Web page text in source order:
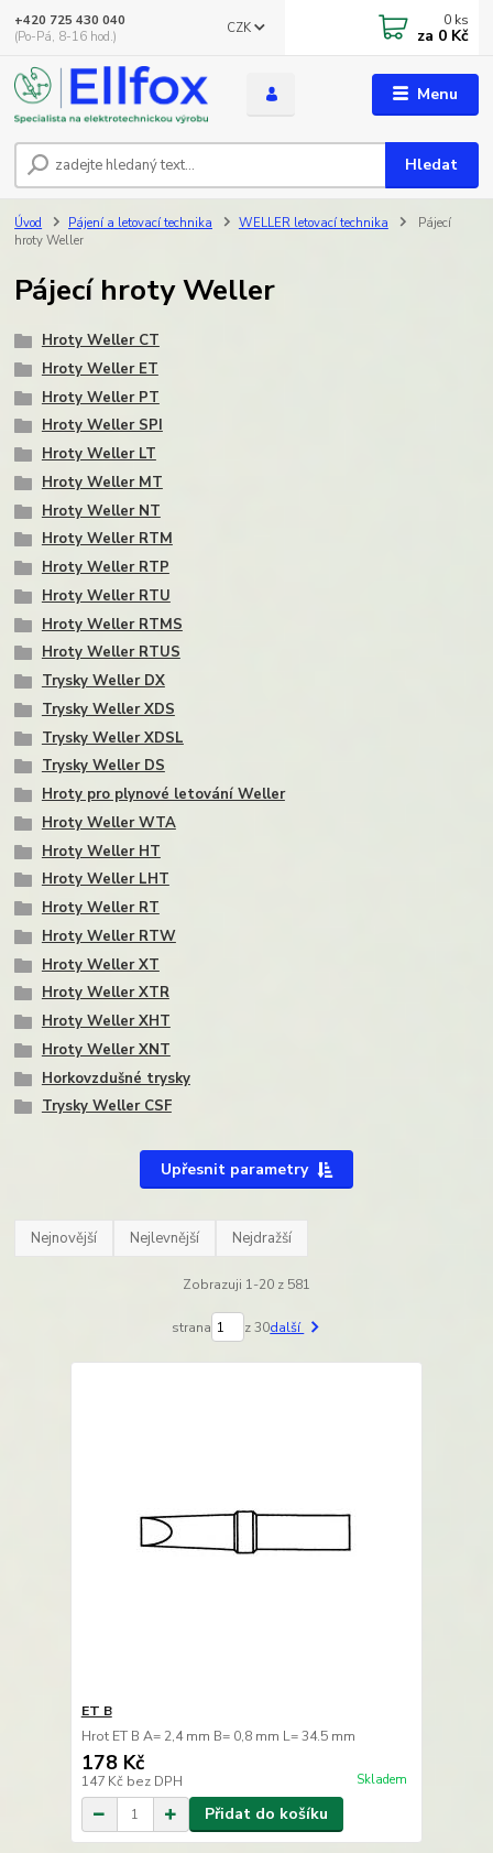
Menu
CZK
Hledat
+420 725 430 040
(Po-Pá, 8-16 hod.)
0 ks
za 0 Kč
Úvod Pájení a letovací technika WELLER letovací technika
Pájecí
hroty Weller
Pájecí hroty Weller
Hroty Weller CT
Hroty Weller ET
Hroty Weller PT
Hroty Weller SPI
Hroty Weller LT
Hroty Weller MT
Hroty Weller NT
Hroty Weller RTM
Hroty Weller RTP
Hroty Weller RTU
Hroty Weller RTMS
Hroty Weller RTUS
Trysky Weller DX
Trysky Weller XDS
Trysky Weller XDSL
Trysky Weller DS
Hroty pro plynové letování Weller
Hroty Weller WTA
Hroty Weller HT
Hroty Weller LHT
Hroty Weller RT
Hroty Weller RTW
Hroty Weller XT
Hroty Weller XTR
Hroty Weller XHT
Hroty Weller XNT
Horkovzdušné trysky
Trysky Weller CSF
Upřesnit parametry
Nejnovější Nejlevnější Nejdražší
Zobrazuji 1-20 z 581
strana z 30další
ET B
Hrot ET B A= 2,4 mm B= 0,8 mm L= 34.5 mm
178 Kč
147 Kč bez DPH Skladem
Přidat do košíku